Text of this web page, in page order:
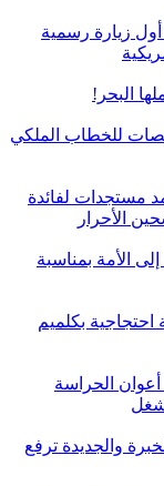
أول زيارة رسمية
البحر!
للخطاب الملكي
مستجدات لفائدة
الأحرار
الأمة بمناسبة
بكلميم
نظام 12 ساعة.. أعوان الحراسة
والجديدة ترفع